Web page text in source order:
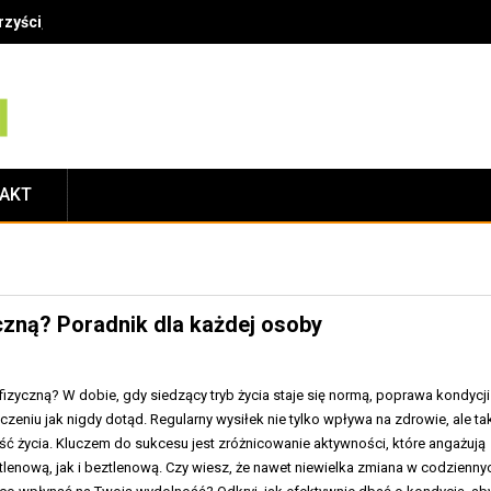
technika i najczęstsze błędy
Poradnik dla każdej osoby
W dobie, gdy siedzący tryb życia staje się normą, poprawa kondycji
jak nigdy dotąd. Regularny wysiłek nie tylko wpływa na zdrowie, ale
życia. Kluczem do sukcesu jest zróżnicowanie aktywności, które angażują
jak i beztlenową. Czy wiesz, że nawet niewielka zmiana w